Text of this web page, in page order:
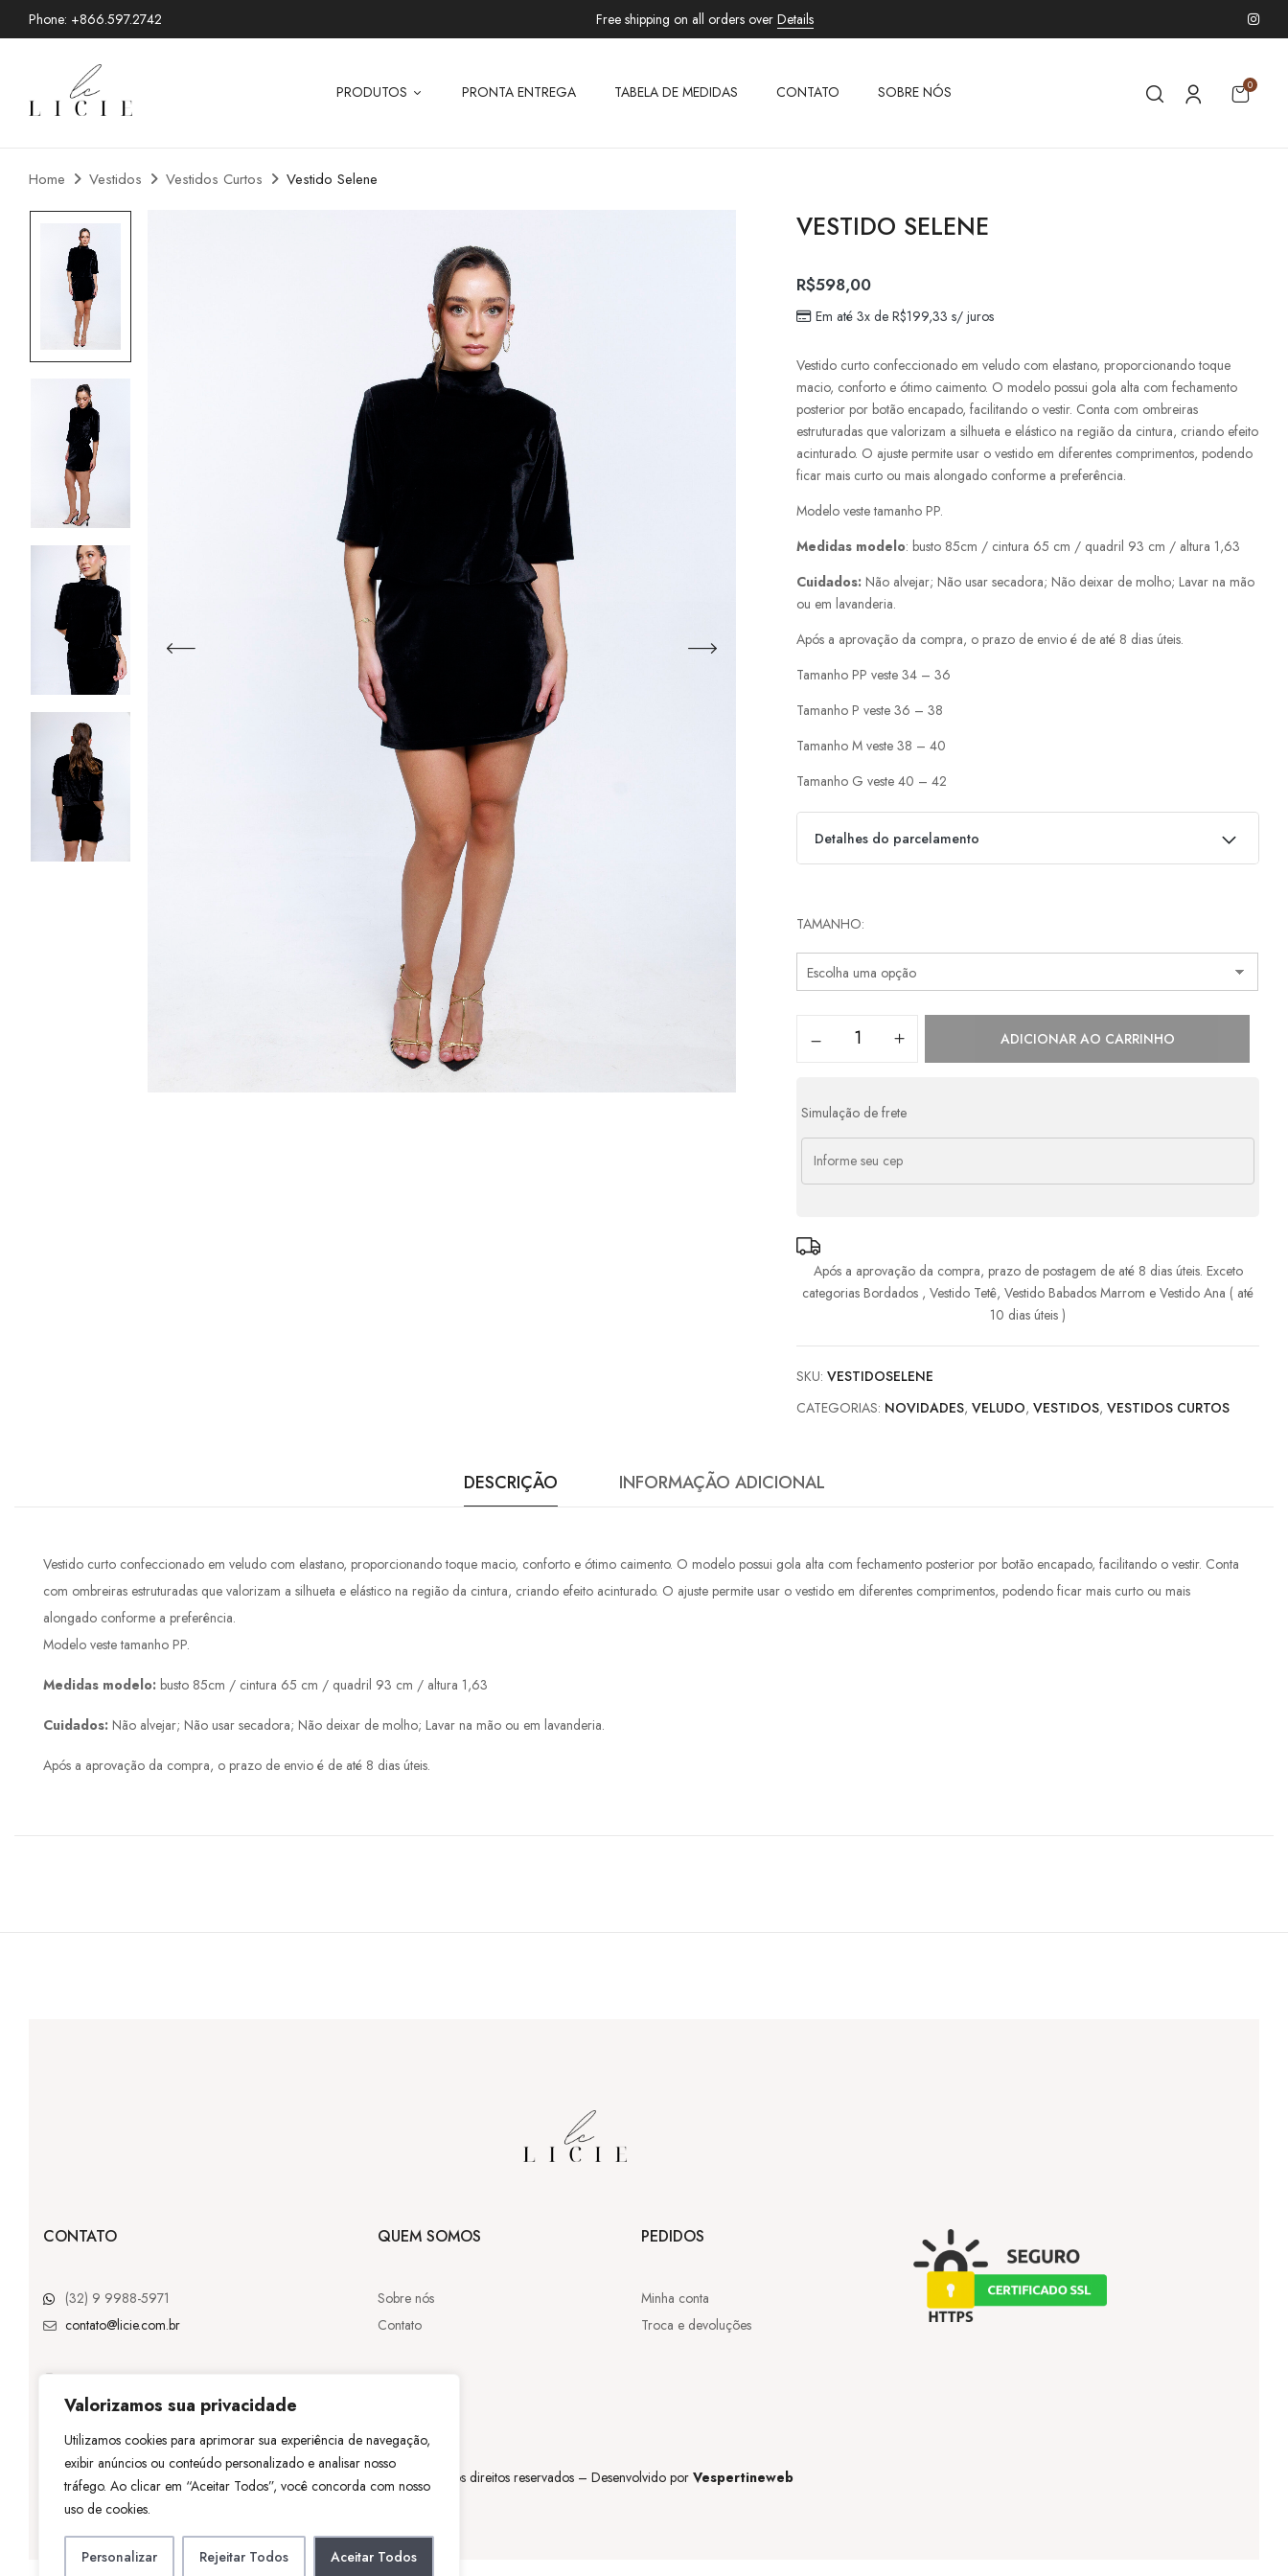
Valorizamos sua privacidade
Utilizamos cookies para aprimorar sua experiência de navegação,
exibir anúncios ou conteúdo personalizado e analisar nosso
tráfego. Ao clicar em “Aceitar Todos”, você concorda com nosso
uso de cookies.
Personalizar Rejeitar Todos Aceitar Todos
Phone: +866.597.2742 Free shipping on all orders over Details
PRODUTOS PRONTA ENTREGA TABELA DE MEDIDAS CONTATO SOBRE NÓS 0
Home Vestidos Vestidos Curtos Vestido Selene
VESTIDO SELENE
R$598,00
Em até 3x de R$199,33 s/ juros
Vestido curto confeccionado em veludo com elastano, proporcionando toque
macio, conforto e ótimo caimento. O modelo possui gola alta com fechamento
posterior por botão encapado, facilitando o vestir. Conta com ombreiras
estruturadas que valorizam a silhueta e elástico na região da cintura, criando efeito
acinturado. O ajuste permite usar o vestido em diferentes comprimentos, podendo
ficar mais curto ou mais alongado conforme a preferência.
Modelo veste tamanho PP.
Medidas modelo: busto 85cm / cintura 65 cm / quadril 93 cm / altura 1,63
Cuidados: Não alvejar; Não usar secadora; Não deixar de molho; Lavar na mão
ou em lavanderia.
Após a aprovação da compra, o prazo de envio é de até 8 dias úteis.
Tamanho PP veste 34 – 36
Tamanho P veste 36 – 38
Tamanho M veste 38 – 40
Tamanho G veste 40 – 42
Detalhes do parcelamento
2x deR$299,00s/ juros R$598,00
3x deR$
TAMANHO
ADICIONAR AO CARRINHO
Simulação de frete
Após a aprovação da compra, prazo de postagem de até 8 dias úteis. Exceto
categorias Bordados , Vestido Tetê, Vestido Babados Marrom e Vestido Ana ( até
10 dias úteis )
SKU:VESTIDOSELENE
CATEGORIAS: NOVIDADES,VELUDO,VESTIDOS,VESTIDOS CURTOS
DESCRIÇÃO INFORMAÇÃO ADICIONAL
Vestido curto confeccionado em veludo com elastano, proporcionando toque macio, conforto e ótimo caimento. O modelo possui gola alta com fechamento posterior por botão encapado, facilitando o vestir. Conta
com ombreiras estruturadas que valorizam a silhueta e elástico na região da cintura, criando efeito acinturado. O ajuste permite usar o vestido em diferentes comprimentos, podendo ficar mais curto ou mais
alongado conforme a preferência.
Modelo veste tamanho PP.
Medidas modelo: busto 85cm / cintura 65 cm / quadril 93 cm / altura 1,63
Cuidados: Não alvejar; Não usar secadora; Não deixar de molho; Lavar na mão ou em lavanderia.
Após a aprovação da compra, o prazo de envio é de até 8 dias úteis.
CONTATO
(32) 9 9988-5971
contato@licie.com.br
@licie.lc
QUEM SOMOS
Sobre nós
Contato
PEDIDOS
Minha conta
Troca e devoluções
© – Todos os direitos reservados – Desenvolvido por Vespertineweb